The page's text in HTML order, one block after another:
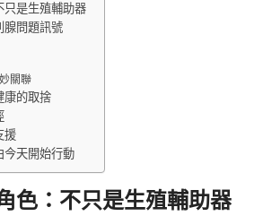
只是生殖輔助器
腺問題訊號
關聯
康的取捨
援
今天開始行動
色：不只是生殖輔助器